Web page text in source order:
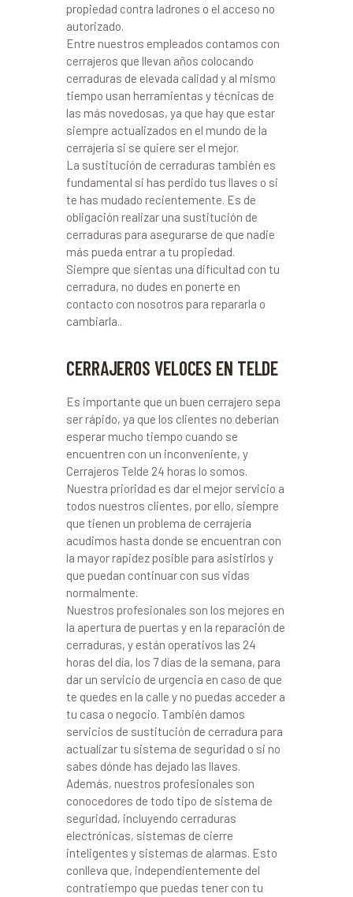
propiedad contra ladrones o el acceso no
autorizado.
Entre nuestros empleados contamos con
cerrajeros que llevan años colocando
cerraduras de elevada calidad y al mismo
tiempo usan herramientas y técnicas de
las más novedosas, ya que hay que estar
siempre actualizados en el mundo de la
cerrajería si se quiere ser el mejor.
La sustitución de cerraduras también es
fundamental si has perdido tus llaves o si
te has mudado recientemente. Es de
obligación realizar una sustitución de
cerraduras para asegurarse de que nadie
más pueda entrar a tu propiedad.
Siempre que sientas una dificultad con tu
cerradura, no dudes en ponerte en
contacto con nosotros para repararla o
cambiarla..
CERRAJEROS VELOCES EN TELDE
Es importante que un buen cerrajero sepa
ser rápido, ya que los clientes no deberían
esperar mucho tiempo cuando se
encuentren con un inconveniente, y
Cerrajeros Telde 24 horas lo somos.
Nuestra prioridad es dar el mejor servicio a
todos nuestros clientes, por ello, siempre
que tienen un problema de cerrajería
acudimos hasta donde se encuentran con
la mayor rapidez posible para asistirlos y
que puedan continuar con sus vidas
normalmente.
Nuestros profesionales son los mejores en
la apertura de puertas y en la reparación de
cerraduras, y están operativos las 24
horas del día, los 7 días de la semana, para
dar un servicio de urgencia en caso de que
te quedes en la calle y no puedas acceder a
tu casa o negocio. También damos
servicios de sustitución de cerradura para
actualizar tu sistema de seguridad o si no
sabes dónde has dejado las llaves.
Además, nuestros profesionales son
conocedores de todo tipo de sistema de
seguridad, incluyendo cerraduras
electrónicas, sistemas de cierre
inteligentes y sistemas de alarmas. Esto
conlleva que, independientemente del
contratiempo que puedas tener con tu